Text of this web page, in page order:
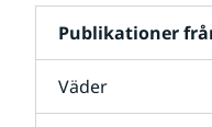
Publikationer
Väder